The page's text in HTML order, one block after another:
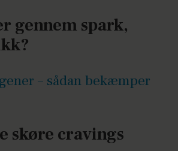
gennem spark,
– sådan bekæmper
skøre cravings